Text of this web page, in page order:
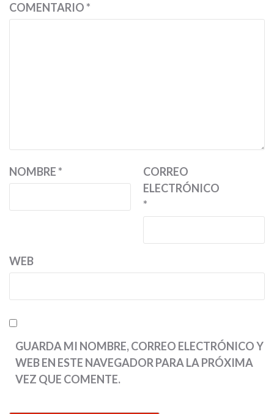
COMENTARIO*
NOMBRE*
CORREO
ELECTRÓNICO
*
WEB
GUARDA MI NOMBRE, CORREO ELECTRÓNICO Y
WEB EN ESTE NAVEGADOR PARA LA PRÓXIMA
VEZ QUE COMENTE.